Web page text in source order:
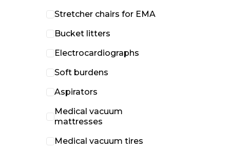
Stretcher chairs for EMA
Bucket litters
Electrocardiographs
Soft burdens
Aspirators
Medical vacuum
mattresses
Medical vacuum tires